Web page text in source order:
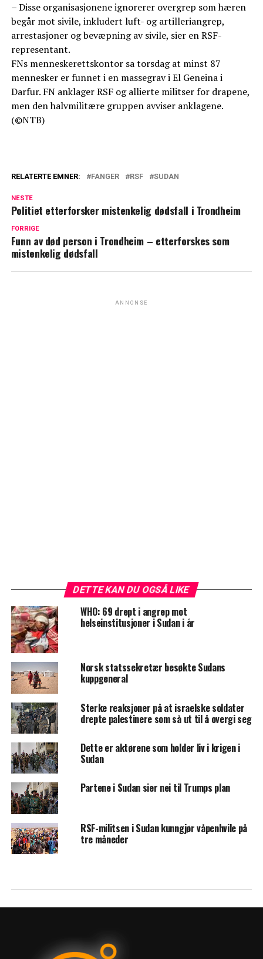
– Disse organisasjonene ignorerer overgrep som hæren
begår mot sivile, inkludert luft- og artilleriangrep,
arrestasjoner og bevæpning av sivile, sier en RSF-
representant.
FNs menneskerettskontor sa torsdag at minst 87
mennesker er funnet i en massegrav i El Geneina i
Darfur. FN anklager RSF og allierte militser for drapene,
men den halvmilitære gruppen avviser anklagene.
(©NTB)
RELATERTE EMNER: FANGER RSF SUDAN
NESTE
Politiet etterforsker mistenkelig dødsfall i Trondheim
FORRIGE
Funn av død person i Trondheim – etterforskes som
mistenkelig dødsfall
ANNONSE
DETTE KAN DU OGSÅ LIKE
WHO: 69 drept i angrep mot
helseinstitusjoner i Sudan i år
Norsk statssekretær besøkte Sudans
kuppgeneral
Sterke reaksjoner på at israelske soldater
drepte palestinere som så ut til å overgi seg
Dette er aktørene som holder liv i krigen i
Sudan
Partene i Sudan sier nei til Trumps plan
RSF-militsen i Sudan kunngjør våpenhvile på
tre måneder